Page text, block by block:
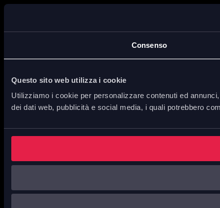
Consenso
Questo sito web utilizza i cookie
Utilizziamo i cookie per personalizzare contenuti ed
dei dati web, pubblicità e social media, i quali potrebbero